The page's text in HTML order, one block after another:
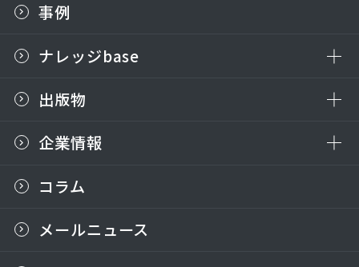
事例
ナレッジbase
出版物
企業情報
コラム
メールニュース